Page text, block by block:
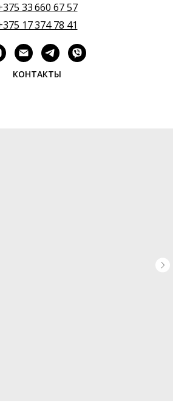
33 660 67 57
17 374 78 41
КОНТАКТЫ